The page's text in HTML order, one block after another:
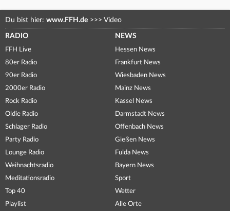
Du bist hier: www.FFH.de >>> Video
RADIO
FFH Live
80er Radio
90er Radio
2000er Radio
Rock Radio
Oldie Radio
Schlager Radio
Party Radio
Lounge Radio
Weihnachtsradio
Meditationsradio
Top 40
Playlist
NEWS
Hessen News
Frankfurt News
Wiesbaden News
Mainz News
Kassel News
Darmstadt News
Offenbach News
Gießen News
Fulda News
Bayern News
Sport
Wetter
Alle Orte